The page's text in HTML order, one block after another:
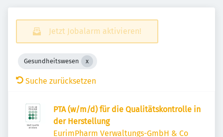
Jetzt Jobalarm aktivieren!
Gesundheitswesen
Suche zurücksetzen
PTA (w/m/d) für die Qualitätskontrolle in
der Herstellung
EurimPharm Verwaltungs-GmbH & Co